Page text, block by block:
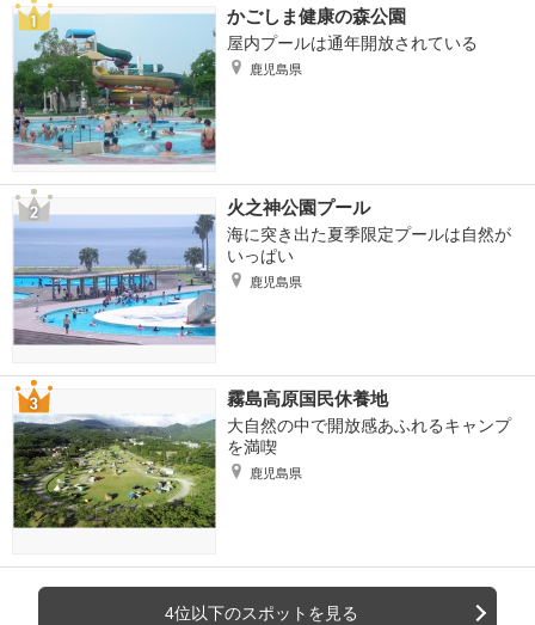
かごしま健康の森公園
屋内プールは通年開放されている
鹿児島県
火之神公園プール
海に突き出た夏季限定プールは自然が
いっぱい
鹿児島県
霧島高原国民休養地
大自然の中で開放感あふれるキャンプ
を満喫
鹿児島県
4位以下のスポットを見る